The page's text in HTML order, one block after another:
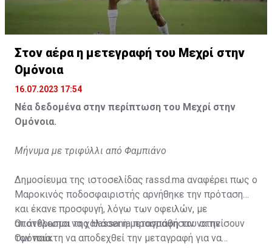
Η δημοσίευση κοινοποιήθηκε από το χρήστη サンフレッチェ
Στον αέρα η μετεγραφή του Μεχρί στην
Ομόνοια
16.07.2023 17:54
Νέα δεδομένα στην περίπτωση του Μεχρί στην
Ομόνοια.
Μήνυμα με τριφύλλι από Φαμπιάνο
Δημοσίευμα της ιστοσελίδας rassd.ma αναφέρει πως ο
Μαροκινός ποδοσφαιριστής αρνήθηκε την πρόταση
και έκανε προσφυγή, λόγω των οφειλών, με
αποτέλεσμα να χαλάσει η μεταγραφή του στην
Ομόνοια.
Οι άνθρωποι της Hassania προσπάθησαν να πείσουν
τον παίκτη να αποδεχθεί την μεταγραφή για να